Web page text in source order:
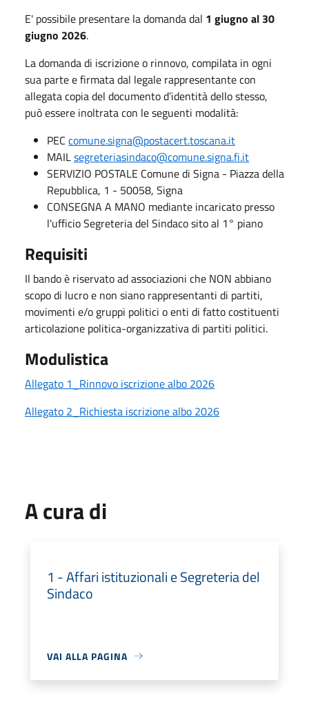
E' possibile presentare la domanda dal 1 giugno al 30
giugno 2026.
La domanda di iscrizione o rinnovo, compilata in ogni
sua parte e firmata dal legale rappresentante con
allegata copia del documento d’identità dello stesso,
può essere inoltrata con le seguenti modalità:
PEC comune.signa@postacert.toscana.it
MAILsegreteriasindaco@comune.signa.fi.it
SERVIZIO POSTALE Comune di Signa - Piazza della
Repubblica, 1 - 50058, Signa
CONSEGNA A MANO mediante incaricato presso
l'ufficio Segreteria del Sindaco sito al 1° piano
Requisiti
Il bando è riservato ad associazioni che NON abbiano
scopo di lucro e non siano rappresentanti di partiti,
movimenti e/o gruppi politici o enti di fatto costituenti
articolazione politica-organizzativa di partiti politici.
Modulistica
Allegato 1_Rinnovo iscrizione albo 2026
Allegato 2_Richiesta iscrizione albo 2026
A cura di
1 - Affari istituzionali e Segreteria del
Sindaco
VAI ALLA PAGINA